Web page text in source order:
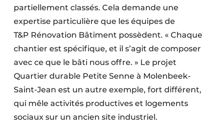
partiellement classés. Cela demande une
exper­tise particulière que les équipes de
T&P Rénovation Bâtiment possèdent. « Chaque
chantier est spécifique, et il s’agit de composer
avec ce que le bâti nous offre. » Le projet
Quartier durable Petite Senne à Molenbeek-
Saint-Jean est un autre exemple, fort différent,
qui mêle activités productives et logements
sociaux sur un ancien site industriel.